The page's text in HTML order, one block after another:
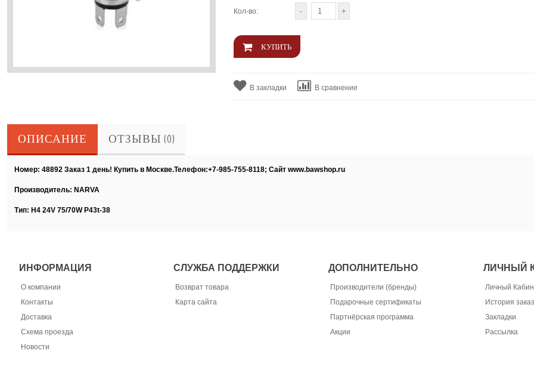
Кол-во:
В закладки В сравнение
ОПИСАНИЕ ОТЗЫВЫ (0)
Номер: 48892 Заказ 1 день! Купить в Москве.Телефон:+7-985-755-8118; Сайт www.bawshop.ru
Производитель: NARVA
Тип: H4 24V 75/70W P43t-38
ИНФОРМАЦИЯ
О компании
Контакты
Доставка
Схема проезда
Новости
СЛУЖБА ПОДДЕРЖКИ
Возврат товара
Карта сайта
ДОПОЛНИТЕЛЬНО
Производители (бренды)
Подарочные сертификаты
Партнёрская программа
Акции
ЛИЧНЫЙ
Личный
История
Закладки
Рассылка